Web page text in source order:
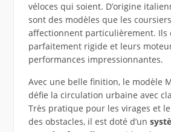
véloces qui soient. D’origine
sont des modèles que les
affectionnent particulièrement. Ils
parfaitement rigide et leurs
performances impressionnantes.
Avec une belle finition, le modèle
défie la circulation urbaine avec
Très pratique pour les virages et
des obstacles, il est doté d’un